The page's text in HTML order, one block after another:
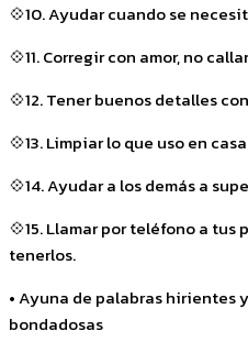
💠10. Ayudar cuando se
💠11. Corregir con amor, no
💠12. Tener buenos detalles
💠13. Limpiar lo que uso en
💠14. Ayudar a los demás a
💠15. Llamar por teléfono a
tenerlos.
• Ayuna de palabras hirientes
bondadosas